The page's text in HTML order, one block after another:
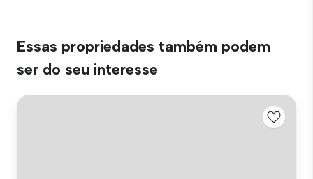
Essas propriedades também podem
ser do seu interesse